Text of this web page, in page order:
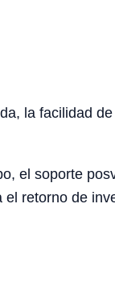
la facilidad
el soporte
retorno de